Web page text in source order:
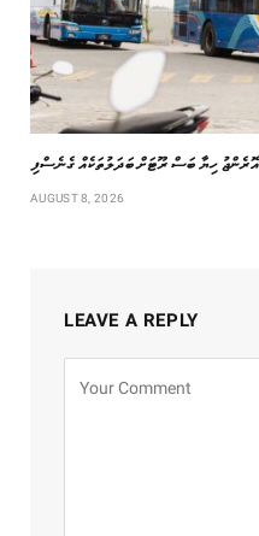
އޮރެންޖު ހިޔާ ބަސް ރޫޓަށް ބަދަލުތަކެއް ގެނެސްފި
AUGUST 8, 2026
LEAVE A REPLY